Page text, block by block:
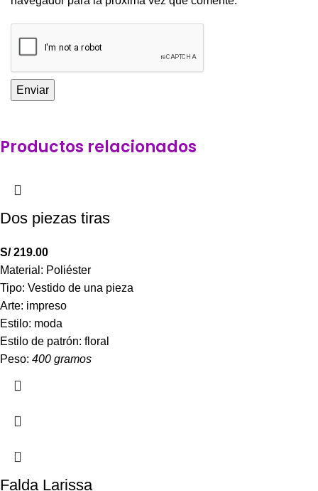
Productos relacionados
Dos piezas tiras
S/219.00
Material: Poliéster
Tipo: Vestido de una pieza
Arte: impreso
Estilo: moda
Estilo de patrón: floral
Peso: 400 gramos
Falda Larissa